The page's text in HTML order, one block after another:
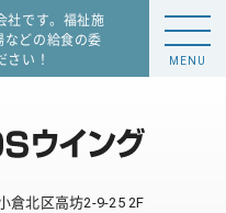
社です。福祉施
などの給食の委
さい！
倉北区高坊2-9-25 2F
MENU